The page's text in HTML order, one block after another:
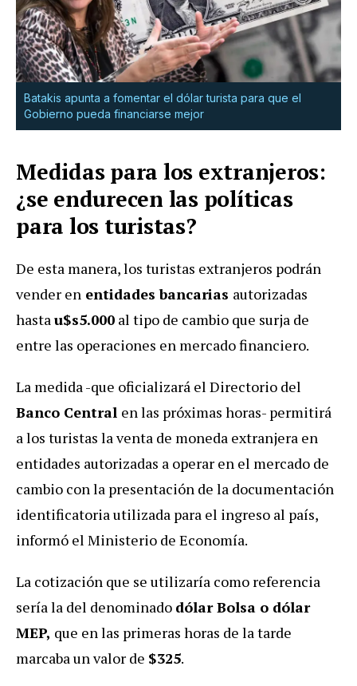
Batakis apunta a fomentar el dólar turista para que el
Gobierno pueda financiarse mejor
Medidas para los extranjeros:
¿se endurecen las políticas
para los turistas?
De esta manera, los turistas extranjeros podrán
vender en entidades bancarias autorizadas
hastau$s5.000 al tipo de cambio que surja de
entre las operaciones en mercado financiero.
La medida -que oficializará el Directorio del
Banco Central en las próximas horas- permitirá
a los turistas la venta de moneda extranjera en
entidades autorizadas a operar en el mercado de
cambio con la presentación de la documentación
identificatoria utilizada para el ingreso al país,
informó el Ministerio de Economía.
La cotización que se utilizaría como referencia
sería la del denominado dólar Bolsa o dólar
MEP, que en las primeras horas de la tarde
marcaba un valor de $325.